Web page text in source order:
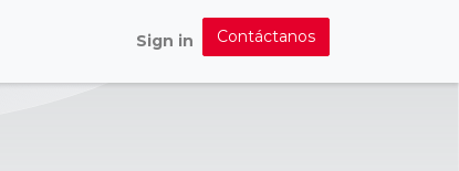
Sign in Contáctanos